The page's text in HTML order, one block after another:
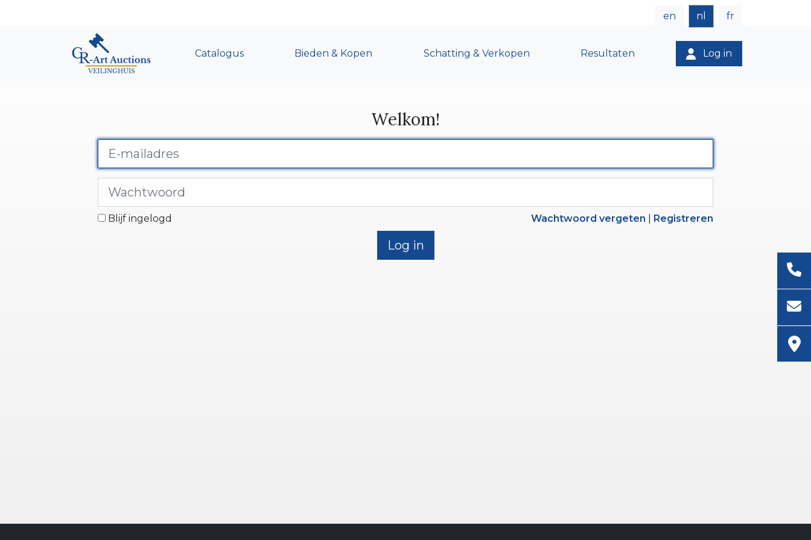
en nl fr
Catalogus Bieden & Kopen Schatting & Verkopen Resultaten Log in
Welkom!
Blijf ingelogd Wachtwoord vergeten Registreren
Log in